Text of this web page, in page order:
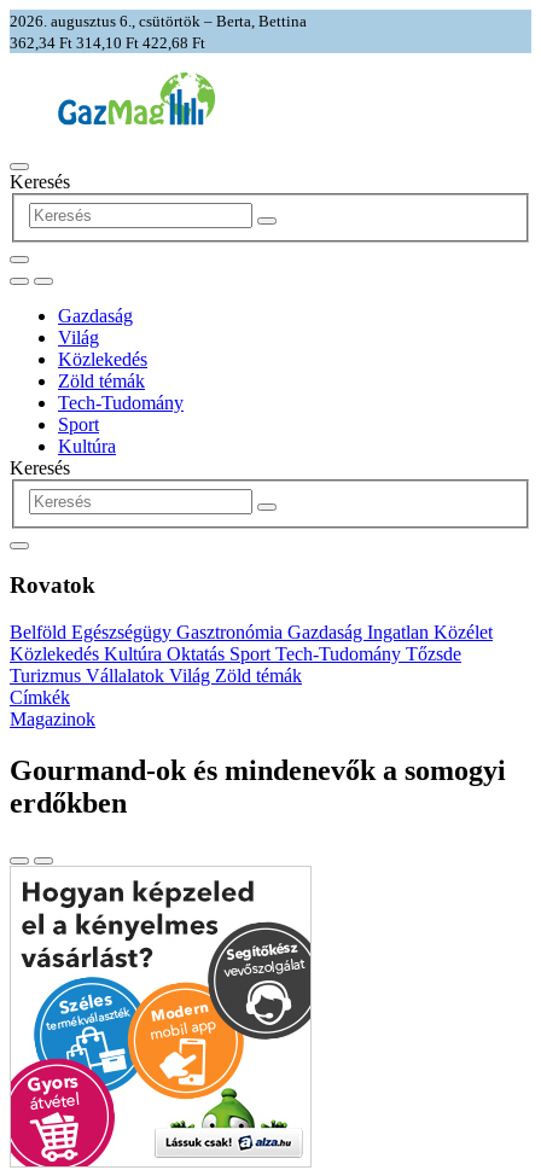
2026. augusztus 6., csütörtök – Berta, Bettina
362,34 Ft 314,10 Ft 422,68 Ft
Keresés
Gazdaság
Világ
Közlekedés
Zöld témák
Tech-Tudomány
Sport
Kultúra
Keresés
Rovatok
Belföld Egészségügy Gasztronómia Gazdaság Ingatlan Közélet
Közlekedés Kultúra Oktatás Sport Tech-Tudomány Tőzsde
Turizmus Vállalatok Világ Zöld témák
Címkék
Magazinok
Gourmand-ok és mindenevők a somogyi
erdőkben